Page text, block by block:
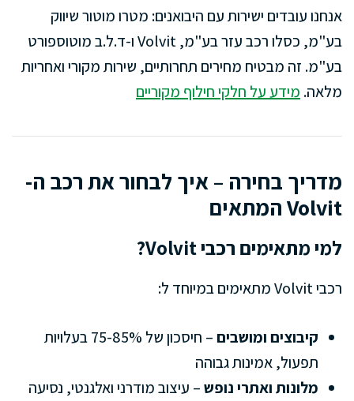
אנחנו עובדים ישירות עם היבואנים: מטרו מוטור שיווק
בע"מ, כסלו רכב עזר בע"מ, Volvit ו-ד.ל.ב מוטוספורט
בע"מ. זה מבטיח מחירים תחרותיים, שירות מקורי ואחריות
מלאה. מידע על חלקי חילוף מקוריים
מדריך בחירה – איך לבחור את רכב ה-
Volvit המתאים
למי מתאימים רכבי Volvit?
רכבי Volvit מתאימים במיוחד ל:
קיבוצים ומושבים
– חיסכון של 75-85% בעלויות
תפעול, אמינות גבוהה
מלונות ואתרי נופש– עיצוב מודרני ואלגנטי, נסיעה